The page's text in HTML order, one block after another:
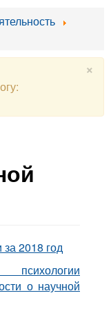
×
за 2018 год
о научной